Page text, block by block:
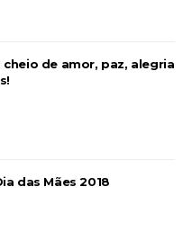
de amor, paz, alegria
das Mães 2018